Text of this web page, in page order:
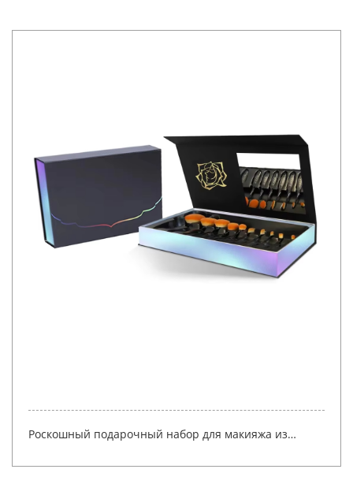
Роскошный подарочный набор для макияжа из
косметическая упаковка со вставкой